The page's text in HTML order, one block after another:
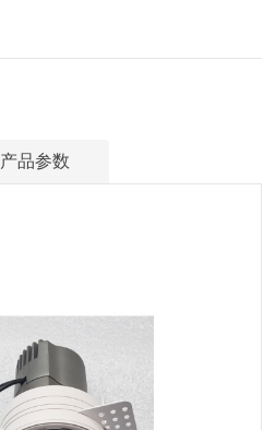
产品参数